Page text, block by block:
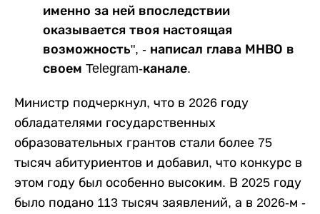
именно за ней впоследствии
оказывается твоя настоящая
возможность", - написал глава МНВО в
своем Telegram-канале.
Министр подчеркнул, что в 2026 году
обладателями государственных
образовательных грантов стали более 75
тысяч абитуриентов и добавил, что конкурс в
этом году был особенно высоким. В 2025 году
было подано 113 тысяч заявлений, а в 2026-м -